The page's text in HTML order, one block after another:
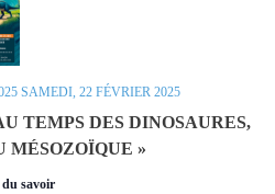
TEMPS DES DINOSAURES,
MÉSOZOÏQUE »
SAMEDI, 22 FÉVRIER 2025
savoir